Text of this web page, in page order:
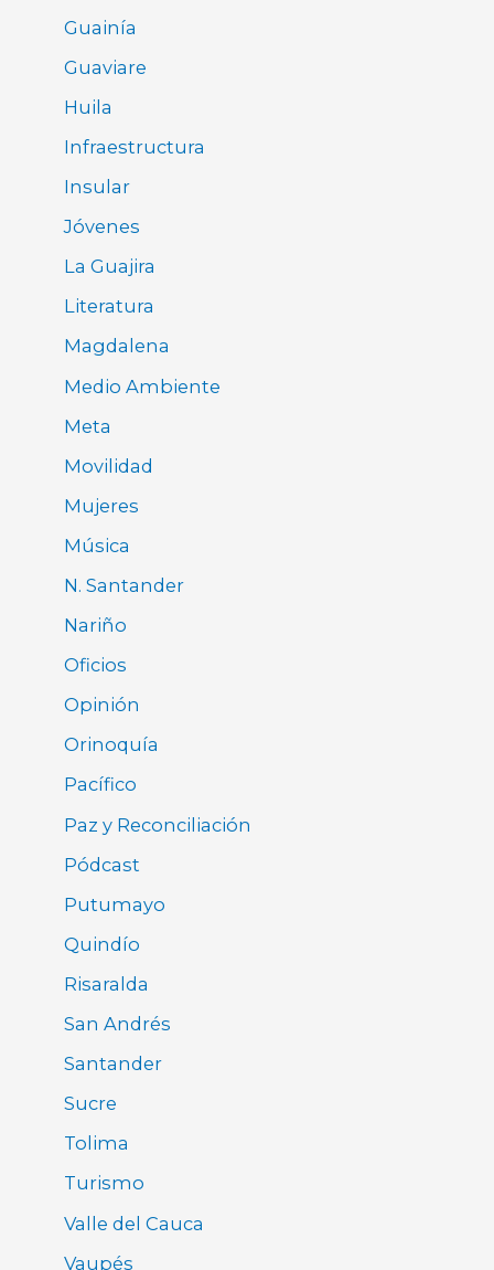
Guainía
Guaviare
Huila
Infraestructura
Insular
Jóvenes
La Guajira
Literatura
Magdalena
Medio Ambiente
Meta
Movilidad
Mujeres
Música
N. Santander
Nariño
Oficios
Opinión
Orinoquía
Pacífico
Paz y Reconciliación
Pódcast
Putumayo
Quindío
Risaralda
San Andrés
Santander
Sucre
Tolima
Turismo
Valle del Cauca
Vaupés